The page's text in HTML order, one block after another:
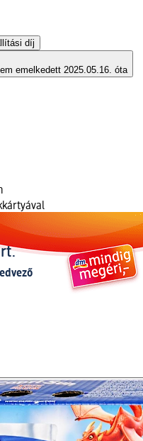
díj
emelkedett 2025.05.16. óta